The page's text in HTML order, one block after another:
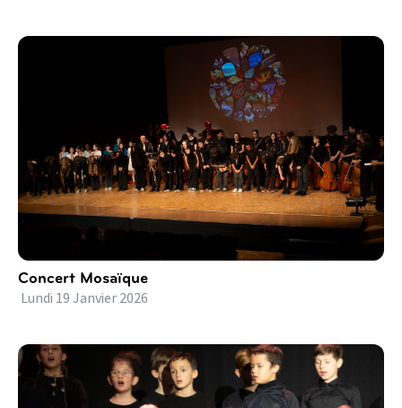
Concert Mosaïque
Lundi 19 Janvier 2026